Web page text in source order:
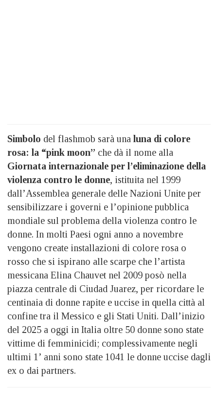
Simbolo del flashmob sarà una luna di colore
rosa: la “pink moon” che dà il nome alla
Giornata internazionale per l’eliminazione della
violenza contro le donne, istituita nel 1999
dall’Assemblea generale delle Nazioni Unite per
sensibilizzare i governi e l’opinione pubblica
mondiale sul problema della violenza contro le
donne. In molti Paesi ogni anno a novembre
vengono create installazioni di colore rosa o
rosso che si ispirano alle scarpe che l’artista
messicana Elina Chauvet nel 2009 posò nella
piazza centrale di Ciudad Juarez, per ricordare le
centinaia di donne rapite e uccise in quella città al
confine tra il Messico e gli Stati Uniti. Dall’inizio
del 2025 a oggi in Italia oltre 50 donne sono state
vittime di femminicidi; complessivamente negli
ultimi 1’ anni sono state 1041 le donne uccise dagli
ex o dai partners.